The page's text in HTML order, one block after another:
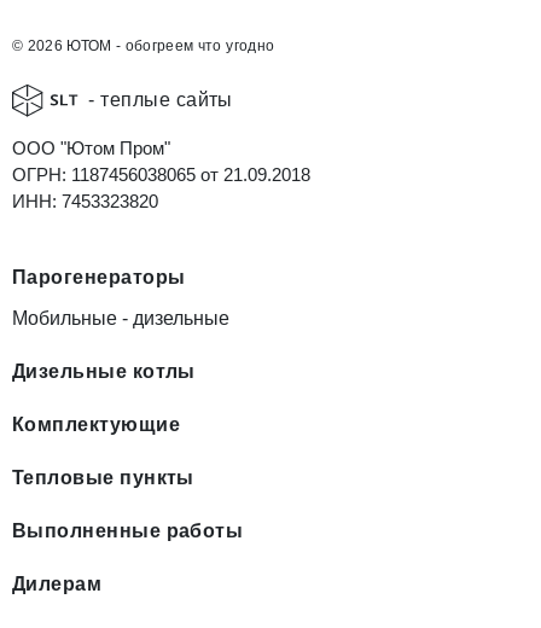
© 2026 ЮТОМ - обогреем что угодно
- теплые сайты
ООО "Ютом Пром"
ОГРН: 1187456038065 от 21.09.2018
ИНН: 7453323820
Парогенераторы
Мобильные - дизельные
Дизельные котлы
Комплектующие
Тепловые пункты
Выполненные работы
Дилерам